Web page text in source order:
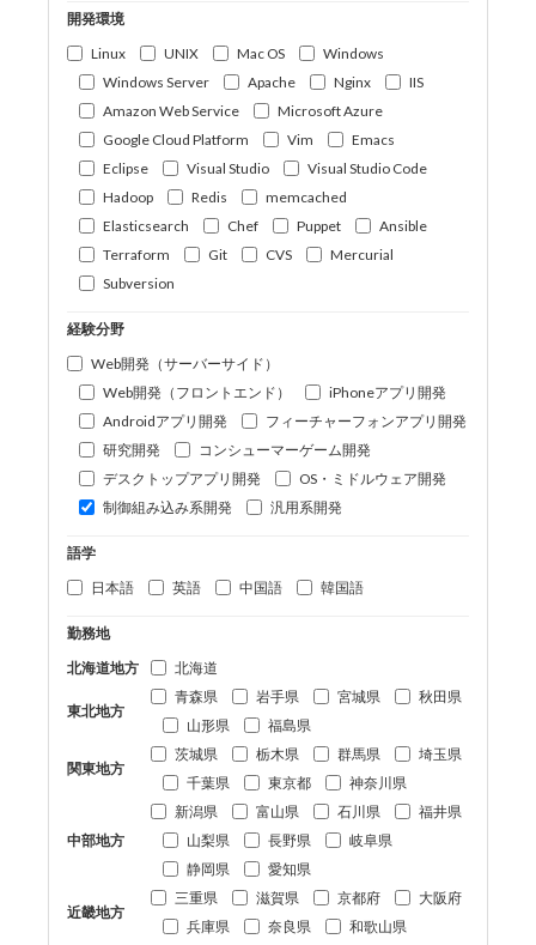
開発環境
Linux
UNIX Mac OS
Windows
Windows Server
Apache Nginx
IIS
Amazon Web Service
Microsoft Azure
Google Cloud Platform
Vim
Emacs
Eclipse
Visual Studio
Visual Studio Code
Hadoop
Redis
memcached
Elasticsearch
Chef Puppet
Ansible
Terraform
Git CVS
Mercurial
Subversion
経験分野
Web開発（サーバーサイド）
Web開発（フロントエンド）
iPhoneアプリ開発
Androidアプリ開発
フィーチャーフォンアプリ開発
研究開発
コンシューマーゲーム開発
デスクトップアプリ開発
OS・ミドルウェア開発
制御組み込み系開発
汎用系開発
語学
日本語
英語 中国語 韓国語
勤務地
北海道地方
北海道
東北地方
青森県 岩手県 宮城県
秋田県
山形県
福島県
関東地方
茨城県 栃木県 群馬県
埼玉県
千葉県
東京都 神奈川県
中部地方
新潟県 富山県 石川県
福井県
山梨県
長野県
岐阜県
静岡県
愛知県
近畿地方
三重県 滋賀県 京都府
大阪府
兵庫県
奈良県 和歌山県